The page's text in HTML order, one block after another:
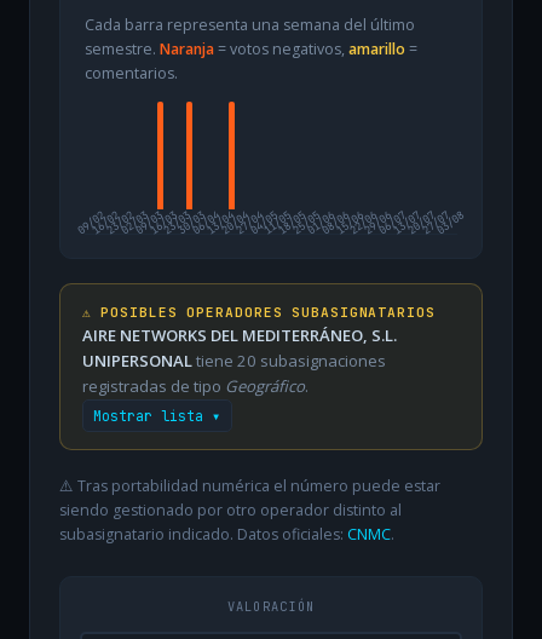
Cada barra representa una semana del último
semestre. Naranja= votos negativos, amarillo =
comentarios.
09/02
16/0223/0202/0309/0316/0323/0330/0306/0413/0420/0427/0404/0511/0518/0525/0501/0608/0615/0622/0629/0606/0713/0720/0727/07
03/08
⚠️ POSIBLES OPERADORES SUBASIGNATARIOS
AIRE NETWORKS DEL MEDITERRÁNEO, S.L.
UNIPERSONALtiene 20 subasignaciones
registradas de tipo Geográfico.
Mostrar lista ▾
⚠️ Tras portabilidad numérica el número puede estar
siendo gestionado por otro operador distinto al
subasignatario indicado. Datos oficiales: CNMC.
VALORACIÓN